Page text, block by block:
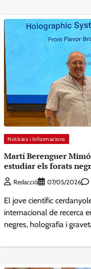
Notícies i Informacions
Martí Berenguer
estudiar els forats
Redacció 07/05/2026
El jove científic
internacional de recerca
negres, holografia i